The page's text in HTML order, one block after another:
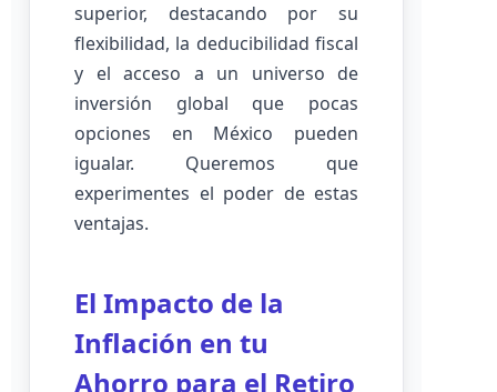
superior, destacando por su
flexibilidad, la deducibilidad fiscal
y el acceso a un universo de
inversión global que pocas
opciones en México pueden
igualar. Queremos que
experimentes el poder de estas
ventajas.
El Impacto de la
Inflación en tu
Ahorro para el Retiro